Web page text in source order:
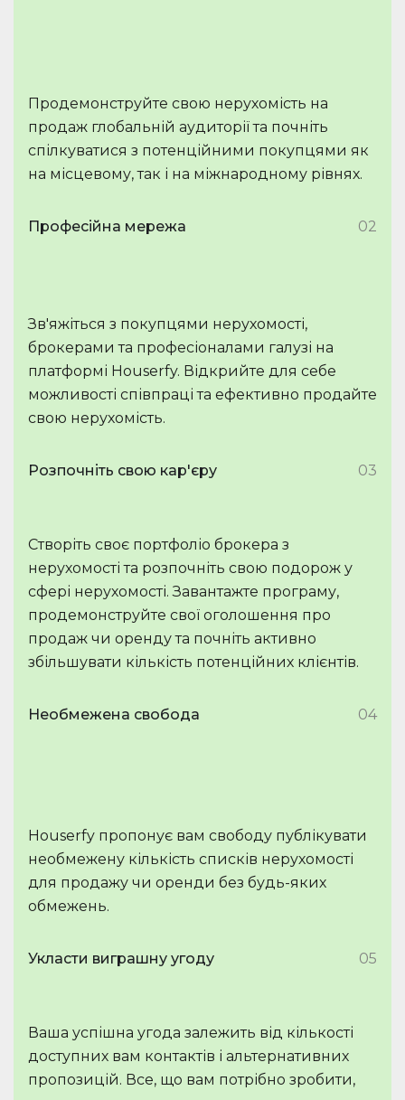
Продемонструйте свою нерухомість на
продаж глобальній аудиторії та почніть
спілкуватися з потенційними покупцями як
на місцевому, так і на міжнародному рівнях.
Професійна мережа 02
Зв'яжіться з покупцями нерухомості,
брокерами та професіоналами галузі на
платформі Houserfy. Відкрийте для себе
можливості співпраці та ефективно продайте
свою нерухомість.
Розпочніть свою кар'єру 03
Створіть своє портфоліо брокера з
нерухомості та розпочніть свою подорож у
сфері нерухомості. Завантажте програму,
продемонструйте свої оголошення про
продаж чи оренду та почніть активно
збільшувати кількість потенційних клієнтів.
Необмежена свобода 04
Houserfy пропонує вам свободу публікувати
необмежену кількість списків нерухомості
для продажу чи оренди без будь-яких
обмежень.
Укласти виграшну угоду 05
Ваша успішна угода залежить від кількості
доступних вам контактів і альтернативних
пропозицій. Все, що вам потрібно зробити,